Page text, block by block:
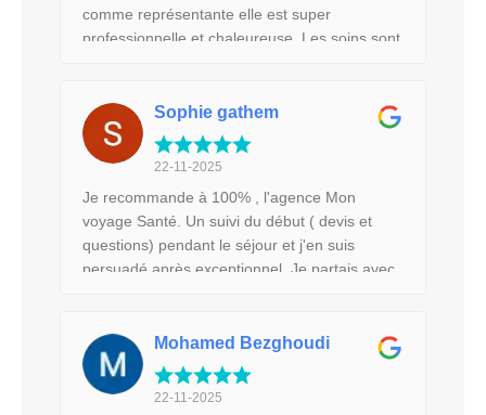
comme représentante elle est super
professionnelle et chaleureuse. Les soins sont
toi.
Sophie gathem
22-11-2025
Je recommande à 100% , l'agence Mon
voyage Santé. Un suivi du début ( devis et
questions) pendant le séjour et j'en suis
persuadé après exceptionnel. Je partais avec
assistantes Salma et Rania des femmes d'une
gentillesse ❤️. Le docteur Moez Kallel a
rattraper mes chirurgies raté de France. Il est
Mohamed Bezghoudi
22-11-2025